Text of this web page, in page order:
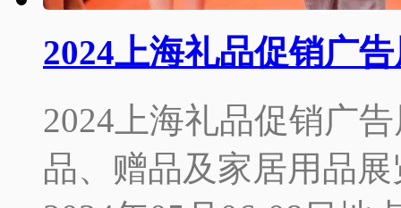
2024上海礼品促销广
2024上海礼品促销广
品、赠品及家居用品